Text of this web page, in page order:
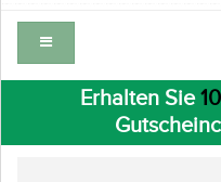
Erhalten Sie